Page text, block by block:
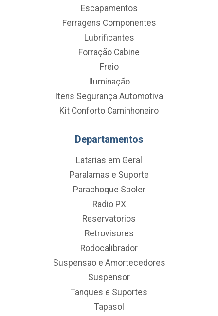
Escapamentos
Ferragens Componentes
Lubrificantes
Forração Cabine
Freio
Iluminação
Itens Segurança Automotiva
Kit Conforto Caminhoneiro
Departamentos
Latarias em Geral
Paralamas e Suporte
Parachoque Spoler
Radio PX
Reservatorios
Retrovisores
Rodocalibrador
Suspensao e Amortecedores
Suspensor
Tanques e Suportes
Tapasol